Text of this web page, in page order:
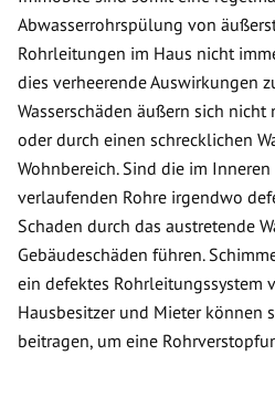
Abwasserrohrspülung von
Rohrleitungen im Haus nicht
dies verheerende Auswirkungen
Wasserschäden äußern sich
oder durch einen schrecklichen
Wohnbereich. Sind die im Inneren
verlaufenden Rohre irgendwo
Schaden durch das austretende
Gebäudeschäden führen.
ein defektes Rohrleitungssystem
Hausbesitzer und Mieter können
beitragen, um eine